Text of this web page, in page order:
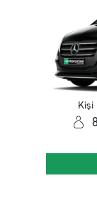
Kişi